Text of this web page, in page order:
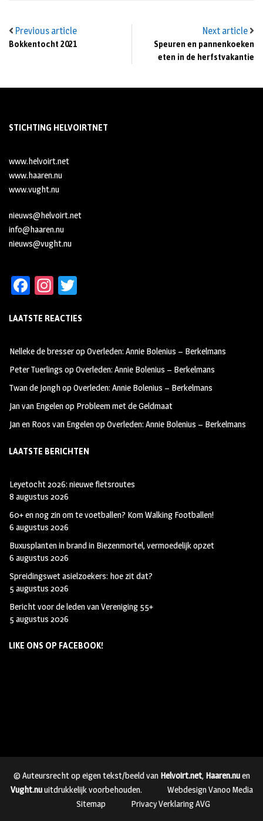
Previous article
Bokkentocht 2021
Next article
Speuren en pannenkoeken
eten in de herfstvakantie
STICHTING HELVOIRTNET
www.helvoirt.net
www.haaren.nu
www.vught.nu
nieuws@helvoirt.net
info@haaren.nu
nieuws@vught.nu
Fa
b
oo
k
In
ag
m
tt
LAATSTE REACTIES
Nelleke de bresseropOverleden: Annie Bolenius – Berkelmans
Peter Tuerlings opOverleden: Annie Bolenius – Berkelmans
Twan de JonghopOverleden: Annie Bolenius – Berkelmans
Jan van Engelenop Probleem met de Geldmaat
Jan en Roos van EngelenopOverleden: Annie Bolenius – Berkelmans
LAATSTE BERICHTEN
Leyetocht 2026: nieuwe fietsroutes
8 augustus 2026
60+ en nog zin om te voetballen? Kom Walking Footballen!
6 augustus 2026
Buxusplanten in brand in Biezenmortel, vermoedelijk opzet
6 augustus 2026
Spreidingswet asielzoekers: hoe zit dat?
5 augustus 2026
Bericht voor de leden van Vereniging 55+
5 augustus 2026
LIKE ONS OP FACEBOOK!
© Auteursrecht op eigen tekst/beeld van Helvoirt.net, Haaren.nuen
Vught.nuuitdrukkelijk voorbehouden.
Webdesign Vanoo Media
Sitemap
Privacy Verklaring AVG